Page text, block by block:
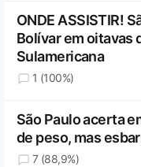
ONDE ASSISTIR!
Bolívar em oitavas
Sulamericana
1 (100%)
São Paulo acerta
de peso, mas
7 (88,9%)